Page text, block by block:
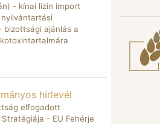
- kínai lizin import
bizottsági ajánlás a
hírlevél
elfogadott
- EU Fehérje